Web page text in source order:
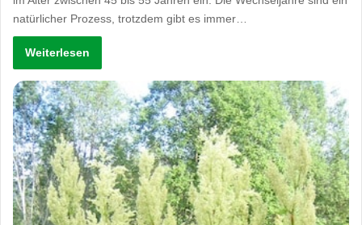
natürlicher Prozess, trotzdem gibt es immer…
Weiterlesen